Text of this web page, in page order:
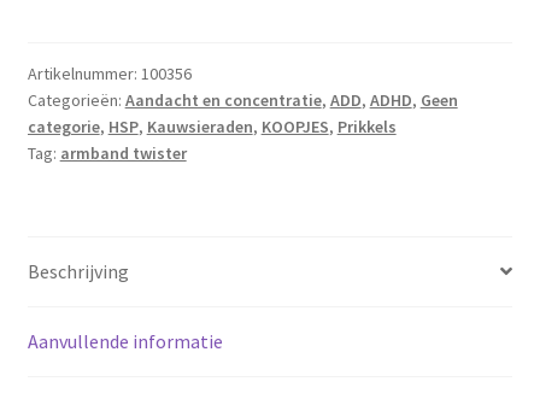
Artikelnummer: 100356
Categorieën: Aandacht en concentratie, ADD, ADHD, Geen
categorie, HSP, Kauwsieraden, KOOPJES, Prikkels
Tag: armband twister
Beschrijving
Aanvullende informatie